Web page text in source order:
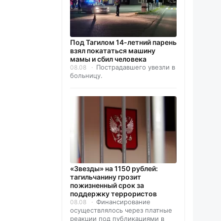
Под Тагилом 14-летний парень
взял покататься машину
мамы и сбил человека
08.08
Пострадавшего увезли в
больницу.
«Звезды» на 1150 рублей:
тагильчанину грозит
пожизненный срок за
поддержку террористов
08.08
Финансирование
осуществлялось через платные
реакции под публикациями в